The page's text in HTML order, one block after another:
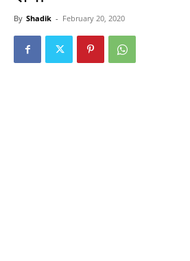
By Shadik - February 20, 2020